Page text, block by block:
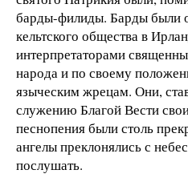
барды-филиды. Барды были
кельтского общества в
интерпретаторами
народа и по своему
языческим жрецам. Они,
служению Благой Вести
песнопения были столь
ангелы преклонялись с
послушать.